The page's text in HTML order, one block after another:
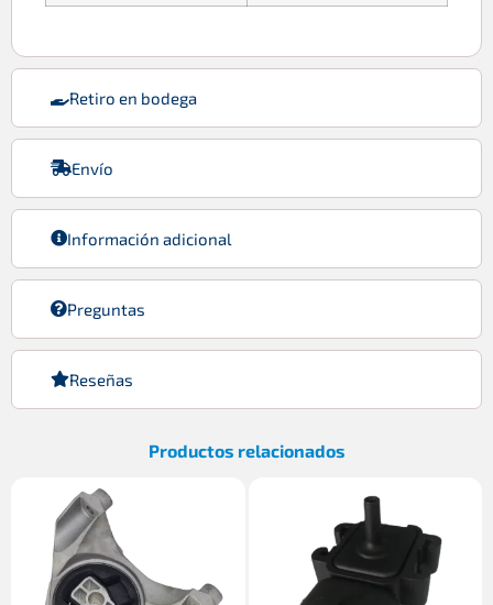
Retiro en bodega
Envío
Información adicional
Preguntas
Reseñas
Productos relacionados